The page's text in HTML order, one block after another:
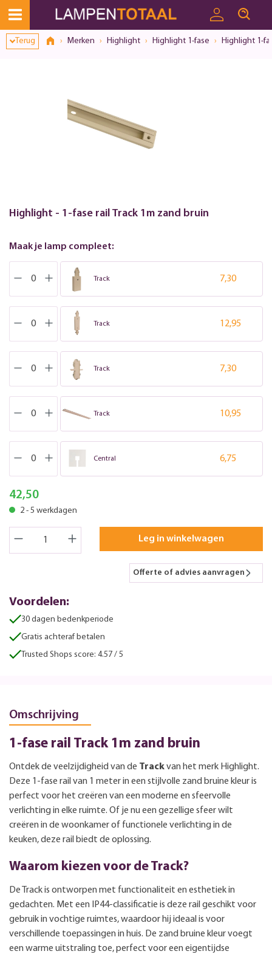
Terug Merken Highlight Highlight 1-fase Highlight 1-
Highlight - 1-fase rail Track 1m zand bruin
Maak je lamp compleet:
Track 7,30
Track 12,95
Track 7,30
Track 10,95
Central 6,75
42,50
2 - 5 werkdagen
Leg in winkelwagen
Offerte of advies aanvragen
Voordelen:
30 dagen bedenkperiode
Gratis achteraf betalen
Trusted Shops score: 4.57 / 5
Omschrijving
1-fase rail Track 1m zand bruin
Ontdek de veelzijdigheid van de Trackvan het merk Highlight.
Deze 1-fase rail van 1 meter in een stijlvolle zand bruine kleur is
perfect voor het creëren van een moderne en sfeervolle
verlichting in elke ruimte. Of je nu een gezellige sfeer wilt
creëren in de woonkamer of functionele verlichting in de
keuken, deze rail biedt de oplossing.
Waarom kiezen voor de Track?
De Track is ontworpen met functionaliteit en esthetiek in
gedachten. Met een IP44-classificatie is deze rail geschikt voor
gebruik in vochtige ruimtes, waardoor hij ideaal is voor
verschillende toepassingen in huis. De zand bruine kleur voegt
een warme uitstraling toe, perfect voor een eigentijdse
Toestemmingsvenster geopend